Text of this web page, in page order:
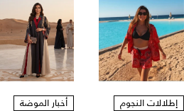
إطلالات النجوم أخبار الموضة